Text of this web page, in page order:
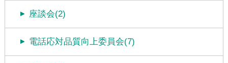
座談会(2)
電話応対品質向上委員会(7)